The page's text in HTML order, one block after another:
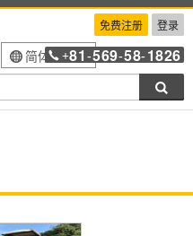
免费注册 登录
简体中文
+81 -569-58-1826